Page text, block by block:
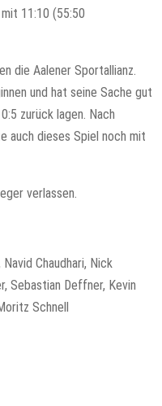
11:10 (55:50
die Aalener Sportallianz.
und hat seine Sache gut
zurück lagen. Nach
auch dieses Spiel noch mit
verlassen.
Chaudhari, Nick
Sebastian Deffner, Kevin
Schnell